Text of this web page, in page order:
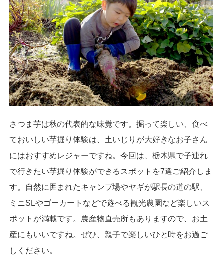
さつま芋は秋の代表的な味覚です。掘って楽しい、食べ
ておいしい芋掘り体験は、土いじりが大好きなお子さん
にはおすすめレジャーですね。今回は、栃木県で子連れ
で行きたい芋掘り体験ができるスポットを7選ご紹介しま
す。自然に囲まれたキャンプ場やヤギが駅長の道の駅、
ミニSLやゴーカートなどで遊べる観光農園など楽しいス
ポットが満載です。農産物直売所もありますので、お土
産にもいいですね。ぜひ、親子で楽しいひと時をお過ご
しください。